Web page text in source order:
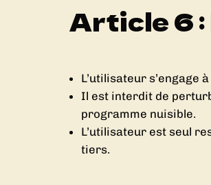
Article 6 :
L’utilisateur s’engage
Il est interdit de
programme nuisible.
L’utilisateur est seul
tiers.